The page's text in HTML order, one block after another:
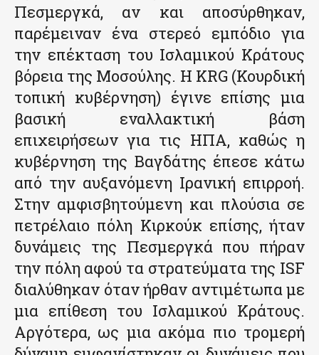
Πεσμεργκά, αν και αποσύρθηκαν,
παρέμειναν ένα στερεό εμπόδιο για
την επέκταση του Ισλαμικού Κράτους
βόρεια της Μοσούλης. Η KRG (Κουρδική
τοπική κυβέρνηση) έγινε επίσης μια
βασική εναλλακτική βάση
επιχειρήσεων για τις ΗΠΑ, καθώς η
κυβέρνηση της Βαγδάτης έπεσε κάτω
από την αυξανόμενη Ιρανική επιρροή.
Στην αμφισβητούμενη και πλούσια σε
πετρέλαιο πόλη Κιρκούκ επίσης, ήταν
δυνάμεις της Πεσμεργκά που πήραν
την πόλη αφού τα στρατεύματα της ISF
διαλύθηκαν όταν ήρθαν αντιμέτωπα με
μια επίθεση του Ισλαμικού Κράτους.
Αργότερα, ως μια ακόμα πιο τρομερή